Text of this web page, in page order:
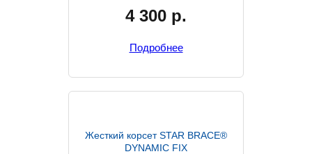
4 300 р.
Подробнее
Жесткий корсет STAR BRACE®
DYNAMIC FIX